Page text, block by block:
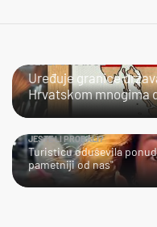
ULJEPŠAO IH JE
Uređuje granice
Hrvatskom mnogima
JESTE LI PROBALI?
Turisticu oduševila
pametniji od nas"